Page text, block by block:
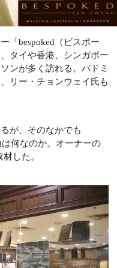
「bespoked（ビスポー
タイや香港、シンガポー
ンが多く訪れる。バドミ
リー・チョンウェイ氏も
が、そのなかでも
何なのか。オーナーの
した。